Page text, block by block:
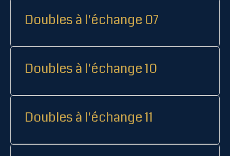
Doubles à l'échange 07
Doubles à l'échange 10
Doubles à l'échange 11